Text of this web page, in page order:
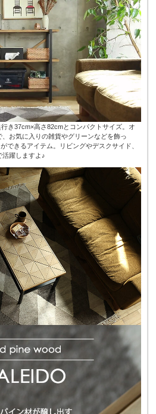
き37cm×高さ82cmとコンパクトサイズ。オ
お気に入りの雑貨やグリーンなどを飾っ
できるアイテム。リビングやデスクサイド、
活躍しますよ♪